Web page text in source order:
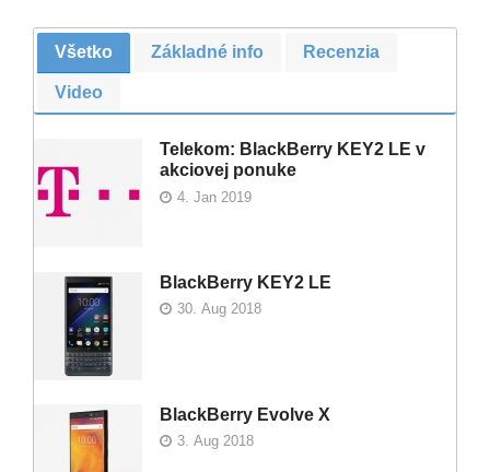
Všetko Základné info Recenzia
Video
Telekom: BlackBerry KEY2 LE v
akciovej ponuke
4. Jan 2019
BlackBerry KEY2 LE
30. Aug 2018
BlackBerry Evolve X
3. Aug 2018